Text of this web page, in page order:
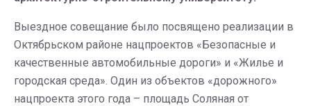
Выездное совещание было посвящено реализации в
Октябрьском районе нацпроектов «Безопасные и
качественные автомобильные дороги» и «Жилье и
городская среда». Один из объектов «дорожного»
нацпроекта этого года – площадь Соляная от